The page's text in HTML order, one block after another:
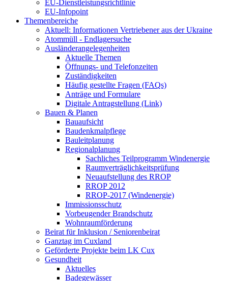
EU-Dienstleistungsrichtlinie
EU-Infopoint
Themenbereiche
Aktuell: Informationen Vertriebener aus der Ukraine
Atommüll - Endlagersuche
Ausländerangelegenheiten
Aktuelle Themen
Öffnungs- und Telefonzeiten
Zuständigkeiten
Häufig gestellte Fragen (FAQs)
Anträge und Formulare
Digitale Antragstellung (Link)
Bauen & Planen
Bauaufsicht
Baudenkmalpflege
Bauleitplanung
Regionalplanung
Sachliches Teilprogramm Windenergie
Raumverträglichkeitsprüfung
Neuaufstellung des RROP
RROP 2012
RROP-2017 (Windenergie)
Immissionsschutz
Vorbeugender Brandschutz
Wohnraumförderung
Beirat für Inklusion / Seniorenbeirat
Ganztag im Cuxland
Geförderte Projekte beim LK Cux
Gesundheit
Aktuelles
Badegewässer